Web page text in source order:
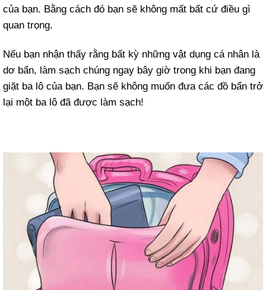
của bạn. Bằng cách đó bạn sẽ không mất bất cứ điều gì
quan trọng.
Nếu bạn nhận thấy rằng bất kỳ những vật dụng cá nhân là
dơ bẩn, làm sạch chúng ngay bây giờ trong khi bạn đang
giặt ba lô của bạn. Bạn sẽ không muốn đưa các đồ bẩn trở
lại một ba lô đã được làm sạch!